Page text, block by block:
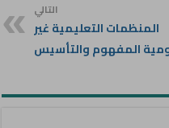
التالي
المنظمات التعليمية غير
المفهوم والتأسيس